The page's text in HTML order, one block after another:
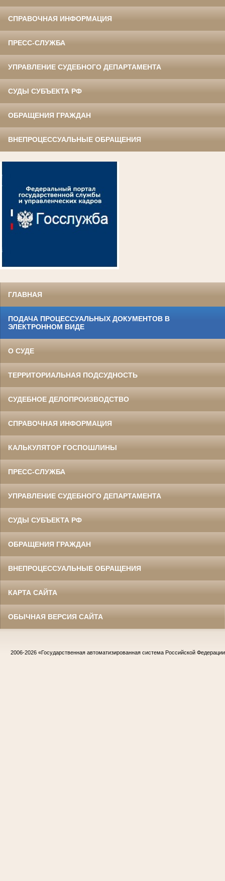
СПРАВОЧНАЯ ИНФОРМАЦИЯ
ПРЕСС-СЛУЖБА
УПРАВЛЕНИЕ СУДЕБНОГО ДЕПАРТАМЕНТА
СУДЫ СУБЪЕКТА РФ
ОБРАЩЕНИЯ ГРАЖДАН
ВНЕПРОЦЕССУАЛЬНЫЕ ОБРАЩЕНИЯ
ГЛАВНАЯ
ПОДАЧА ПРОЦЕССУАЛЬНЫХ ДОКУМЕНТОВ В
ЭЛЕКТРОННОМ ВИДЕ
О СУДЕ
ТЕРРИТОРИАЛЬНАЯ ПОДСУДНОСТЬ
СУДЕБНОЕ ДЕЛОПРОИЗВОДСТВО
СПРАВОЧНАЯ ИНФОРМАЦИЯ
КАЛЬКУЛЯТОР ГОСПОШЛИНЫ
ПРЕСС-СЛУЖБА
УПРАВЛЕНИЕ СУДЕБНОГО ДЕПАРТАМЕНТА
СУДЫ СУБЪЕКТА РФ
ОБРАЩЕНИЯ ГРАЖДАН
ВНЕПРОЦЕССУАЛЬНЫЕ ОБРАЩЕНИЯ
КАРТА САЙТА
ОБЫЧНАЯ ВЕРСИЯ САЙТА
2006-2026 «Государственная автоматизированная система Российской